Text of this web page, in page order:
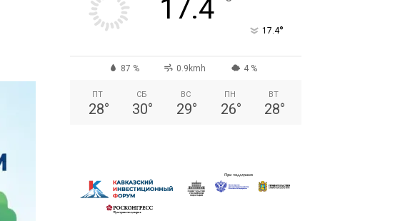
17.4
17.4°
87 % 0.9kmh 4 %
ПТ
28°
СБ
30°
ВС
29°
ПН
26°
ВТ
28°